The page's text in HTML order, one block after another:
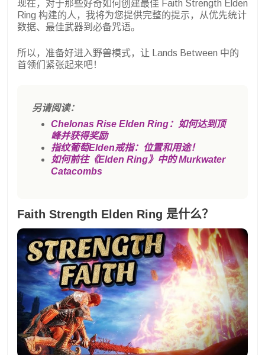
现在，对于那些好奇如何创建最佳 Faith Strength Elden
Ring 构建的人，我将为您提供完整的提示，从优先统计
数据、最佳武器到必备咒语。
所以，准备好进入野兽模式，让 Lands Between 中的
首领们紧张起来吧！
另请阅读：
Chelonas Rise Elden Ring：如何达到顶
峰并获得奖励
指纹葡萄Elden戒指：位置和用途！
如何前往《Elden Ring》中的 Murkwater
Catacombs
Faith Strength Elden Ring 是什么？